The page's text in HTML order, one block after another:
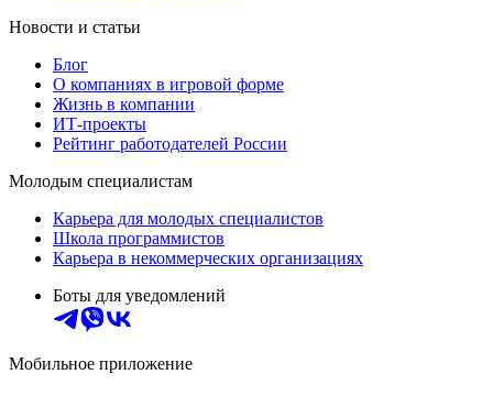
Новости и статьи
Блог
О компаниях в игровой форме
Жизнь в компании
ИТ-проекты
Рейтинг работодателей России
Молодым специалистам
Карьера для молодых специалистов
Школа программистов
Карьера в некоммерческих организациях
Боты для уведомлений
Мобильное приложение